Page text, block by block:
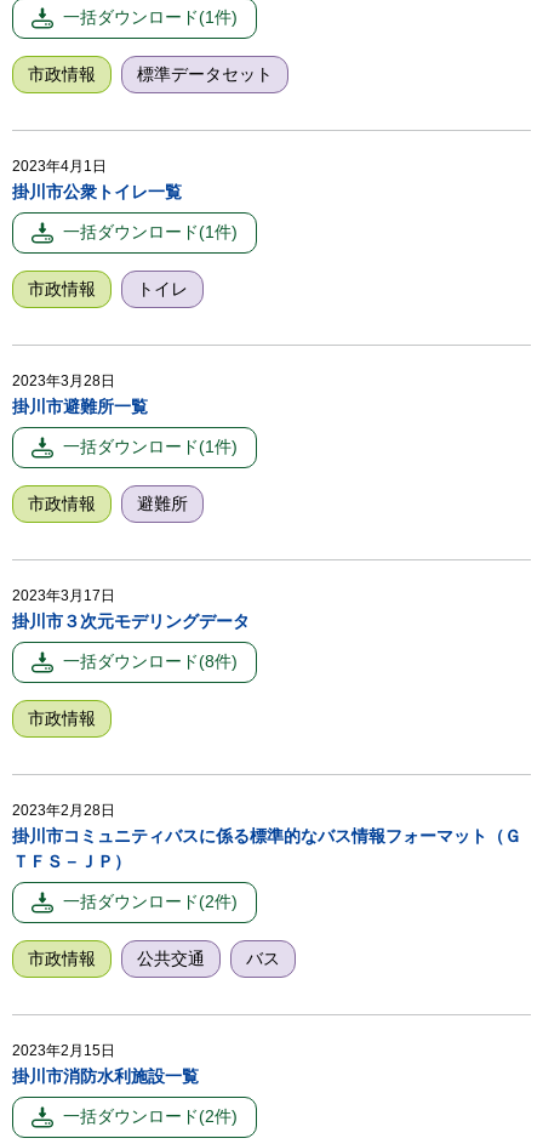
市政情報 標準データセット
2023年4月1日
掛川市公衆トイレ一覧
市政情報 トイレ
2023年3月28日
掛川市避難所一覧
市政情報 避難所
2023年3月17日
掛川市３次元モデリングデータ
市政情報
2023年2月28日
掛川市コミュニティバスに係る標準的なバス情報フォーマット（Ｇ
ＴＦＳ－ＪＰ）
市政情報 公共交通 バス
2023年2月15日
掛川市消防水利施設一覧